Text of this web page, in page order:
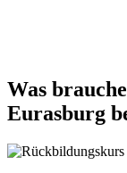
Was
Eurasburg